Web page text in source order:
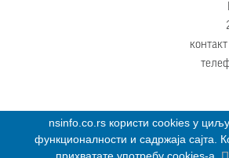
ЈКП ИНформатика © 2016 Сва права задржана.
nsinfo.co.rs користи cookies у
функционалности и садржаја сајта.